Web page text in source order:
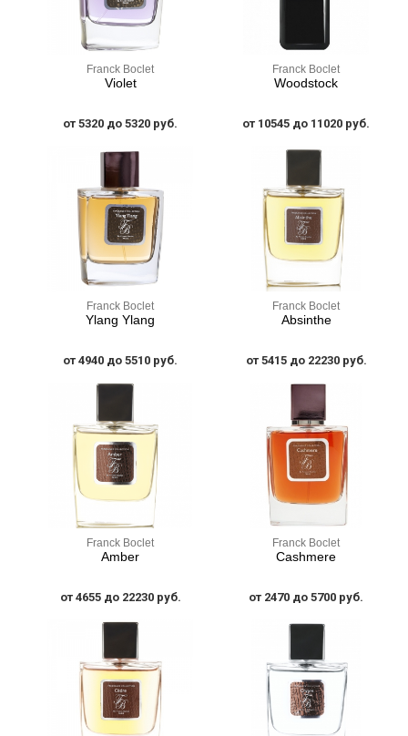
Franck Boclet
Violet
от 5320 до 5320 руб.
Franck Boclet
Woodstock
от 10545 до 11020 руб.
Franck Boclet
Ylang Ylang
от 4940 до 5510 руб.
Franck Boclet
Absinthe
от 5415 до 22230 руб.
Franck Boclet
Amber
от 4655 до 22230 руб.
Franck Boclet
Cashmere
от 2470 до 5700 руб.